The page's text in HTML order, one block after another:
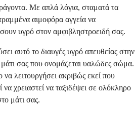
Με απλά λόγια, σταματά τα
αιμοφόρα αγγεία να
υγρό στον αμφιβληστροειδή σας.
αυτό το διαυγές υγρό απευθείας στην
σας που ονομάζεται υαλώδες σώμα.
λειτουργήσει ακριβώς εκεί που
να χρειαστεί να ταξιδέψει σε ολόκληρο
μάτι σας.